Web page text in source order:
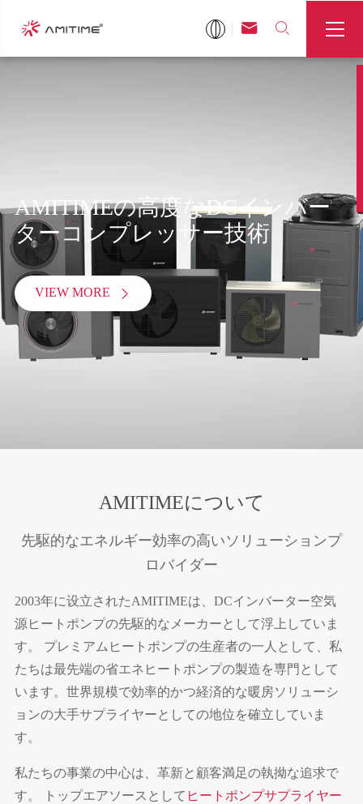
 

AMITIMEの高度なDCインバー
ターコンプレッサー技術
VIEW MORE 
AMITIMEについて
先駆的なエネルギー効率の高いソリューションプ
ロバイダー
2003年に设立されたAMITIMEは、DCインバーター空気
源ヒートポンプの先駆的なメーカーとして浮上していま
す。 プレミアムヒートポンプの生産者の一人として、私
たちは最先端の省エネヒートポンプの製造を専門として
います。世界規模で効率的かつ経済的な暖房ソリューシ
ョンの大手サプライヤーとしての地位を確立していま
す。
私たちの事業の中心は、革新と顧客満足の執拗な追求で
す。 トップエアソースとして ヒートポンプサプライヤー